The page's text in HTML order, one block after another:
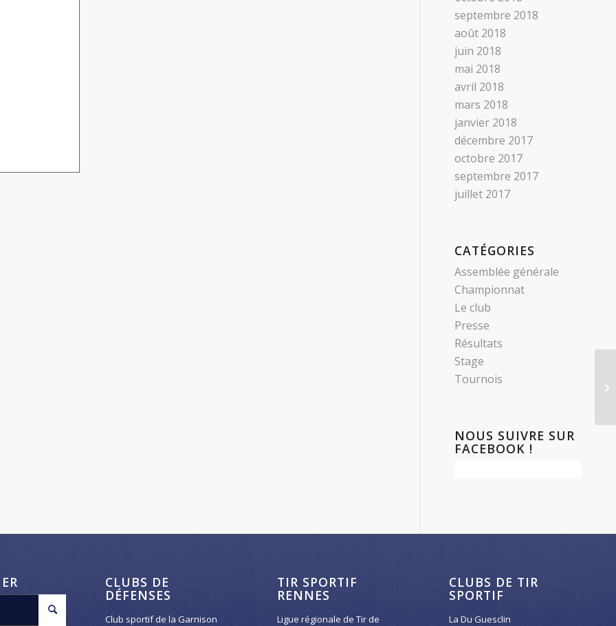
septembre 2018
août 2018
juin 2018
mai 2018
avril 2018
mars 2018
janvier 2018
décembre 2017
octobre 2017
septembre 2017
juillet 2017
CATÉGORIES
Assemblée générale
Championnat
Le club
Presse
Résultats
Stage
Tournois
NOUS SUIVRE SUR
FACEBOOK !
CLUBS DE
DÉFENSES
Club sportif de la Garnison
TIR SPORTIF
RENNES
Ligue régionale de Tir de
CLUBS DE TIR
SPORTIF
La Du Guesclin